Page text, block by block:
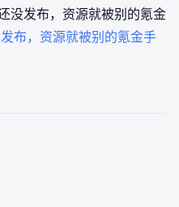
没发布，资源就被别的氪金
布，资源就被别的氪金手